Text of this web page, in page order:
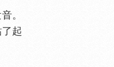
。
起